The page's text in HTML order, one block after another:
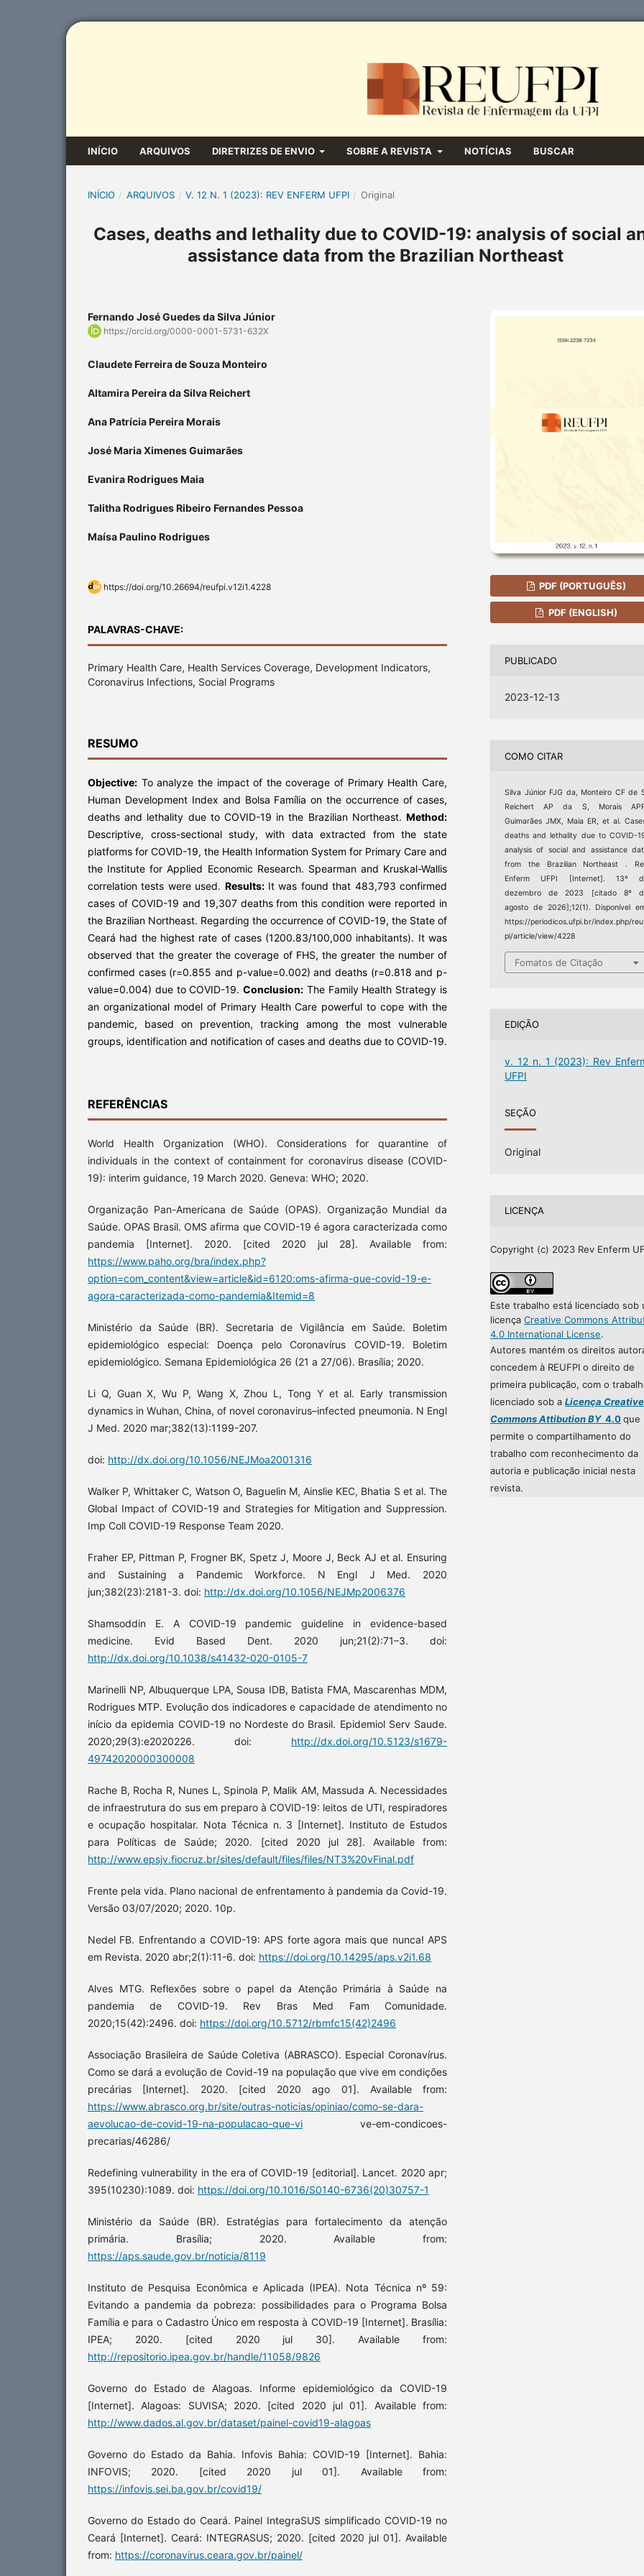
INÍCIO ARQUIVOS DIRETRIZES DE ENVIO SOBRE A REVISTA NOTÍCIAS BUSCAR
INÍCIO / ARQUIVOS / V. 12 N. 1 (2023): REV ENFERM UFPI / Original
Cases, deaths and lethality due to COVID-19: analysis of social
assistance data from the Brazilian Northeast
Fernando José Guedes da Silva Júnior
https://orcid.org/0000-0001-5731-632X
Claudete Ferreira de Souza Monteiro
Altamira Pereira da Silva Reichert
Ana Patrícia Pereira Morais
José Maria Ximenes Guimarães
Evanira Rodrigues Maia
Talitha Rodrigues Ribeiro Fernandes Pessoa
Maísa Paulino Rodrigues
https://doi.org/10.26694/reufpi.v12i1.4228
PALAVRAS-CHAVE:
Primary Health Care, Health Services Coverage, Development Indicators,
Coronavirus Infections, Social Programs
RESUMO
Objective: To analyze the impact of the coverage of Primary Health Care,
Human Development Index and Bolsa Família on the occurrence of cases,
deaths and lethality due to COVID-19 in the Brazilian Northeast. Method:
Descriptive, cross-sectional study, with data extracted from the state
platforms for COVID-19, the Health Information System for Primary Care and
the Institute for Applied Economic Research. Spearman and Kruskal-Wallis
correlation tests were used. Results:It was found that 483,793 confirmed
cases of COVID-19 and 19,307 deaths from this condition were reported in
the Brazilian Northeast. Regarding the occurrence of COVID-19, the State of
Ceará had the highest rate of cases (1200.83/100,000 inhabitants). It was
observed that the greater the coverage of FHS, the greater the number of
confirmed cases (r=0.855 and p-value=0.002) and deaths (r=0.818 and p-
value=0.004) due to COVID-19.Conclusion: The Family Health Strategy is
an organizational model of Primary Health Care powerful to cope with the
pandemic, based on prevention, tracking among the most vulnerable
groups, identification and notification of cases and deaths due to COVID-19.
REFERÊNCIAS
World Health Organization (WHO). Considerations for quarantine of
individuals in the context of containment for coronavirus disease (COVID-
19): interim guidance, 19 March 2020. Geneva: WHO; 2020.
Organização Pan-Americana de Saúde (OPAS). Organização Mundial da
Saúde. OPAS Brasil. OMS afirma que COVID-19 é agora caracterizada como
pandemia [Internet]. 2020. [cited 2020 jul 28]. Available from:
https://www.paho.org/bra/index.php?
option=com_content&view=article&id=6120:oms-afirma-que-covid-19-e-
agora-caracterizada-como-pandemia&Itemid=8
Ministério da Saúde (BR). Secretaria de Vigilância em Saúde. Boletim
epidemiológico especial: Doença pelo Coronavírus COVID-19. Boletim
epidemiológico. Semana Epidemiológica 26 (21 a 27/06). Brasília; 2020.
Li Q, Guan X, Wu P, Wang X, Zhou L, Tong Y et al. Early transmission
dynamics in Wuhan, China, of novel coronavirus–infected pneumonia. N Engl
J Med. 2020 mar;382(13):1199-207.
doi: http://dx.doi.org/10.1056/NEJMoa2001316
Walker P, Whittaker C, Watson O, Baguelin M, Ainslie KEC, Bhatia S et al. The
Global Impact of COVID-19 and Strategies for Mitigation and Suppression.
Imp Coll COVID-19 Response Team 2020.
Fraher EP, Pittman P, Frogner BK, Spetz J, Moore J, Beck AJ et al. Ensuring
and Sustaining a Pandemic Workforce. N Engl J Med. 2020
jun;382(23):2181-3. doi: http://dx.doi.org/10.1056/NEJMp2006376
Shamsoddin E. A COVID-19 pandemic guideline in evidence-based
medicine. Evid Based Dent. 2020 jun;21(2):71–3. doi:
http://dx.doi.org/10.1038/s41432-020-0105-7
Marinelli NP, Albuquerque LPA, Sousa IDB, Batista FMA, Mascarenhas MDM,
Rodrigues MTP. Evolução dos indicadores e capacidade de atendimento no
início da epidemia COVID-19 no Nordeste do Brasil. Epidemiol Serv Saude.
2020;29(3):e2020226. doi: http://dx.doi.org/10.5123/s1679-
49742020000300008
Rache B, Rocha R, Nunes L, Spinola P, Malik AM, Massuda A. Necessidades
de infraestrutura do sus em preparo à COVID-19: leitos de UTI, respiradores
e ocupação hospitalar. Nota Técnica n. 3 [Internet]. Instituto de Estudos
para Políticas de Saúde; 2020. [cited 2020 jul 28]. Available from:
http://www.epsjv.fiocruz.br/sites/default/files/files/NT3%20vFinal.pdf
Frente pela vida. Plano nacional de enfrentamento à pandemia da Covid-19.
Versão 03/07/2020; 2020. 10p.
Nedel FB. Enfrentando a COVID-19: APS forte agora mais que nunca! APS
em Revista. 2020 abr;2(1):11-6. doi: https://doi.org/10.14295/aps.v2i1.68
Alves MTG. Reflexões sobre o papel da Atenção Primária à Saúde na
pandemia de COVID-19. Rev Bras Med Fam Comunidade.
2020;15(42):2496. doi: https://doi.org/10.5712/rbmfc15(42)2496
Associação Brasileira de Saúde Coletiva (ABRASCO). Especial Coronavírus.
Como se dará a evolução de Covid-19 na população que vive em condições
precárias [Internet]. 2020. [cited 2020 ago 01]. Available from:
https://www.abrasco.org.br/site/outras-noticias/opiniao/como-se-dara-
aevolucao-de-covid-19-na-populacao-que-vi ve-em-condicoes-
precarias/46286/
Redefining vulnerability in the era of COVID-19 [editorial]. Lancet. 2020 apr;
395(10230):1089. doi: https://doi.org/10.1016/S0140-6736(20)30757-1
Ministério da Saúde (BR). Estratégias para fortalecimento da atenção
primária. Brasília; 2020. Available from:
https://aps.saude.gov.br/noticia/8119
Instituto de Pesquisa Econômica e Aplicada (IPEA). Nota Técnica nº 59:
Evitando a pandemia da pobreza: possibilidades para o Programa Bolsa
Família e para o Cadastro Único em resposta à COVID-19 [Internet]. Brasília:
IPEA; 2020. [cited 2020 jul 30]. Available from:
http://repositorio.ipea.gov.br/handle/11058/9826
Governo do Estado de Alagoas. Informe epidemiológico da COVID-19
[Internet]. Alagoas: SUVISA; 2020. [cited 2020 jul 01]. Available from:
http://www.dados.al.gov.br/dataset/painel-covid19-alagoas
Governo do Estado da Bahia. Infovis Bahia: COVID-19 [Internet]. Bahia:
INFOVIS; 2020. [cited 2020 jul 01]. Available from:
https://infovis.sei.ba.gov.br/covid19/
Governo do Estado do Ceará. Painel IntegraSUS simplificado COVID-19 no
Ceará [Internet]. Ceará: INTEGRASUS; 2020. [cited 2020 jul 01]. Available
from: https://coronavirus.ceara.gov.br/painel/
PDF (PORTUGUÊS)
PDF (ENGLISH)
PUBLICADO
2023-12-13
COMO CITAR
Silva Júnior FJG da, Monteiro CF de
Reichert AP da S, Morais
Guimarães JMX, Maia ER, et al.
deaths and lethality due to COVID-
analysis of social and assistance
from the Brazilian Northeast .
Enferm UFPI [Internet]. 13º
dezembro de 2023 [citado 8º
agosto de 2026];12(1). Disponível
https://periodicos.ufpi.br/index.php/
pi/article/view/4228
Fomatos de Citação
EDIÇÃO
v. 12 n. 1 (2023): Rev
UFPI
SEÇÃO
Original
LICENÇA
Copyright (c) 2023 Rev Enferm
Este trabalho está licenciado sob
licença Creative Commons
4.0 International License.
Autores mantém os direitos
concedem à REUFPI o direito de
primeira publicação, com o
licenciado sob a Licença Creative
Commons Attibution BY4.0que
permite o compartilhamento do
trabalho com reconhecimento da
autoria e publicação inicial nesta
revista.